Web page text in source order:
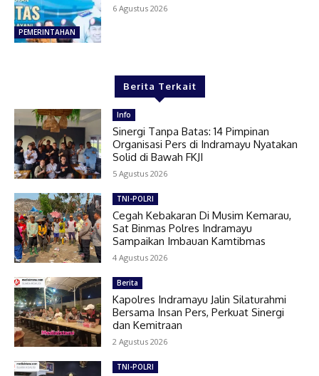
PEMERINTAHAN
6 Agustus 2026
Berita Terkait
Info
Sinergi Tanpa Batas: 14 Pimpinan
Organisasi Pers di Indramayu Nyatakan
Solid di Bawah FKJI
5 Agustus 2026
TNI-POLRI
Cegah Kebakaran Di Musim Kemarau,
Sat Binmas Polres Indramayu
Sampaikan Imbauan Kamtibmas
4 Agustus 2026
Berita
Kapolres Indramayu Jalin Silaturahmi
Bersama Insan Pers, Perkuat Sinergi
dan Kemitraan
2 Agustus 2026
TNI-POLRI